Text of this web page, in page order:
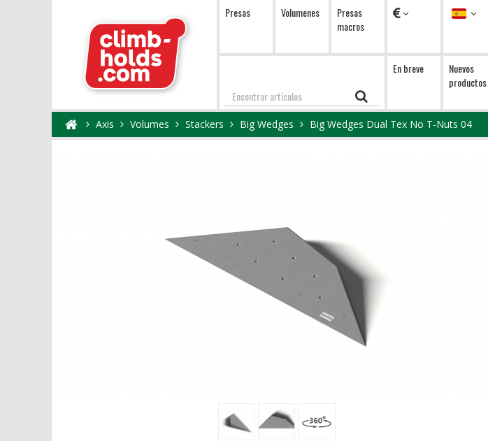
Presas Volumenes
Presas
macros
Monedas Idioma
Encontrar
En breve
Nuevos
productos
Axis Volumes Stackers Big Wedges Big Wedges Dual Tex No T-Nuts 04